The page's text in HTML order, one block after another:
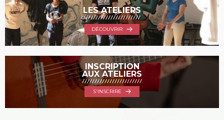
LES ATELIERS
DÉCOUVRIR
INSCRIPTION
AUX ATELIERS
S'INSCRIRE